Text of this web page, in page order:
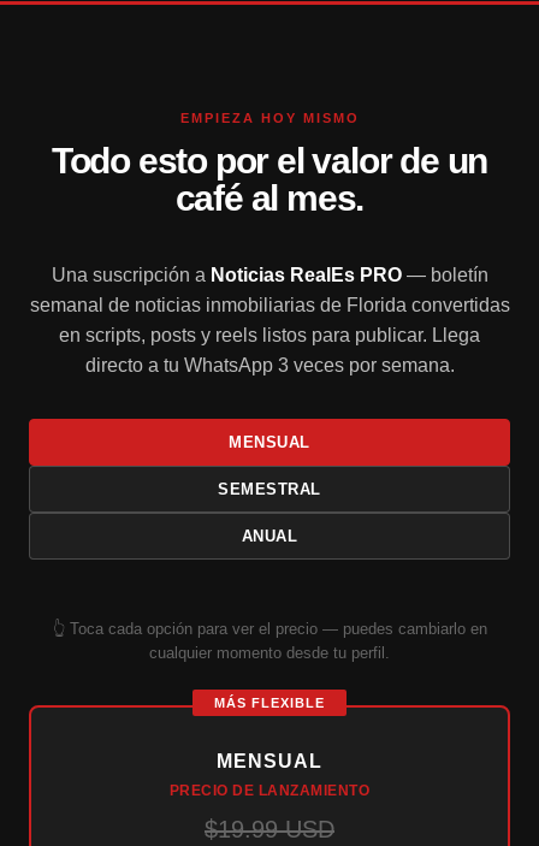
EMPIEZA HOY MISMO
Todo esto por el valor de un
café al mes.
Una suscripción a Noticias RealEs PRO— boletín
semanal de noticias inmobiliarias de Florida convertidas
en scripts, posts y reels listos para publicar. Llega
directo a tu WhatsApp 3 veces por semana.
MENSUAL
SEMESTRAL
ANUAL
👆 Toca cada opción para ver el precio — puedes cambiarlo en
cualquier momento desde tu perfil.
MÁS FLEXIBLE
MENSUAL
PRECIO DE LANZAMIENTO
$19.99 USD